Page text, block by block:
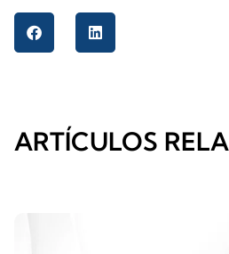
ARTÍCULOS